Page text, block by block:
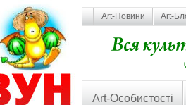
Art-Новини Art-
Art-Особистості